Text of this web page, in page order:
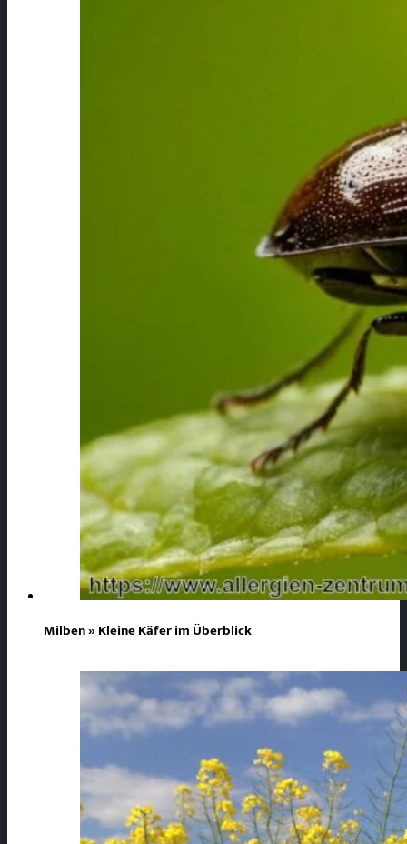
Milben » Kleine Käfer im Überblick